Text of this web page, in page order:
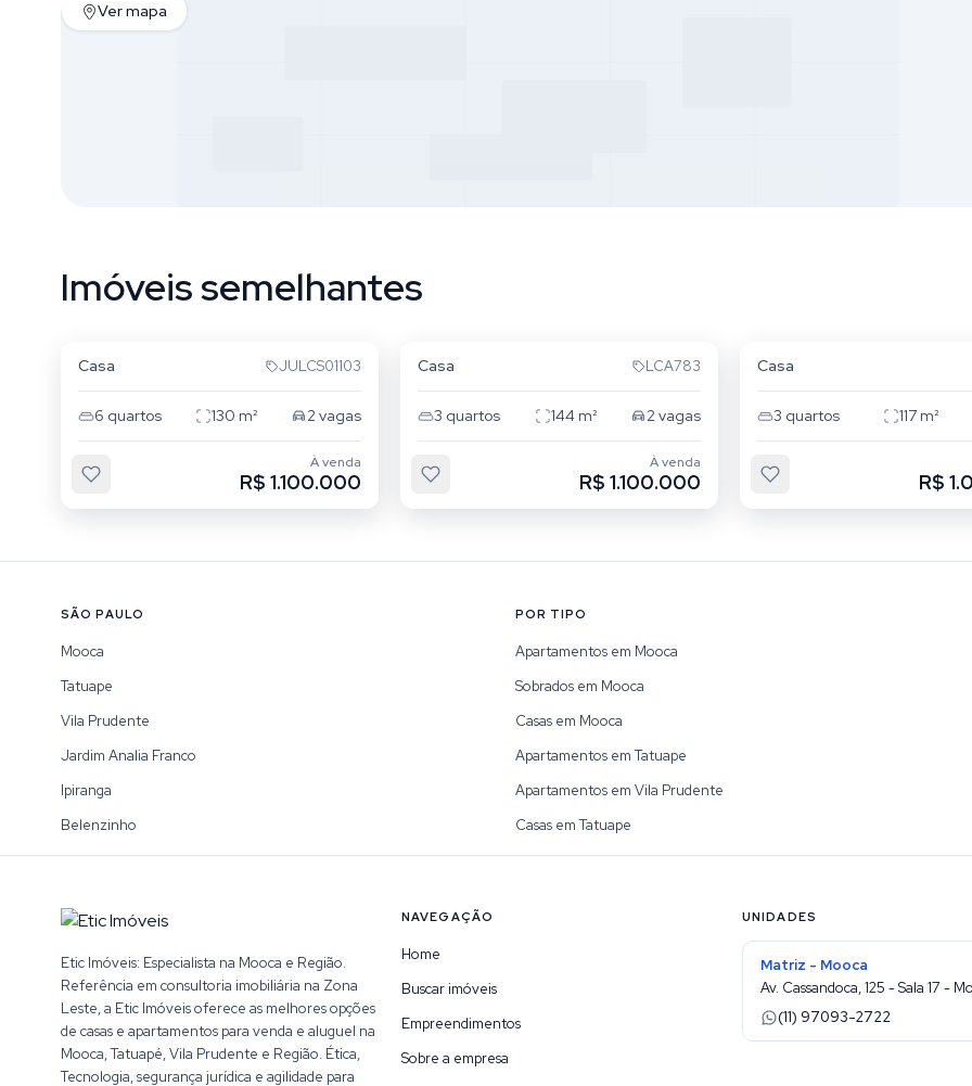
Ver mapa
Imóveis semelhantes
Sem foto
Casa JULCS01103
6 quartos 130 m² 2vagas
À venda
R$ 1.100.000
Casa LCA783
3 quartos 144 m² 2vagas
À venda
R$ 1.100.000
Casa
3 quartos 117 m²
R$
SÃO PAULO
Mooca
Tatuape
Vila Prudente
Jardim Analia Franco
Ipiranga
Belenzinho
POR TIPO
Apartamentos em Mooca
Sobrados em Mooca
Casas em Mooca
Apartamentos em Tatuape
Apartamentos em Vila Prudente
Casas em Tatuape
Etic Imóveis: Especialista na Mooca e Região.
Referência em consultoria imobiliária na Zona
Leste, a Etic Imóveis oferece as melhores opções
de casas e apartamentos para venda e aluguel na
Mooca, Tatuapé, Vila Prudente e Região. Ética,
Tecnologia, segurança jurídica e agilidade para
NAVEGAÇÃO
Home
Buscar imóveis
Empreendimentos
Sobre a empresa
UNIDADES
Matriz - Mooca
Av. Cassandoca, 125 - Sala 17 -
(11) 97093-2722